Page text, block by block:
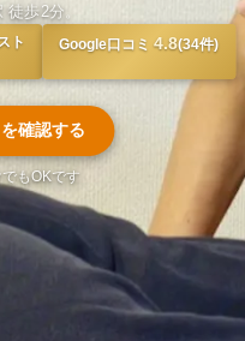
歩2分。
ト
Google口コミ 4.8(34件)
確認する
もOKです